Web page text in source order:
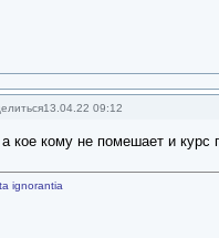
13.04.22 09:12
кое кому не помешает и курс
ignorantia